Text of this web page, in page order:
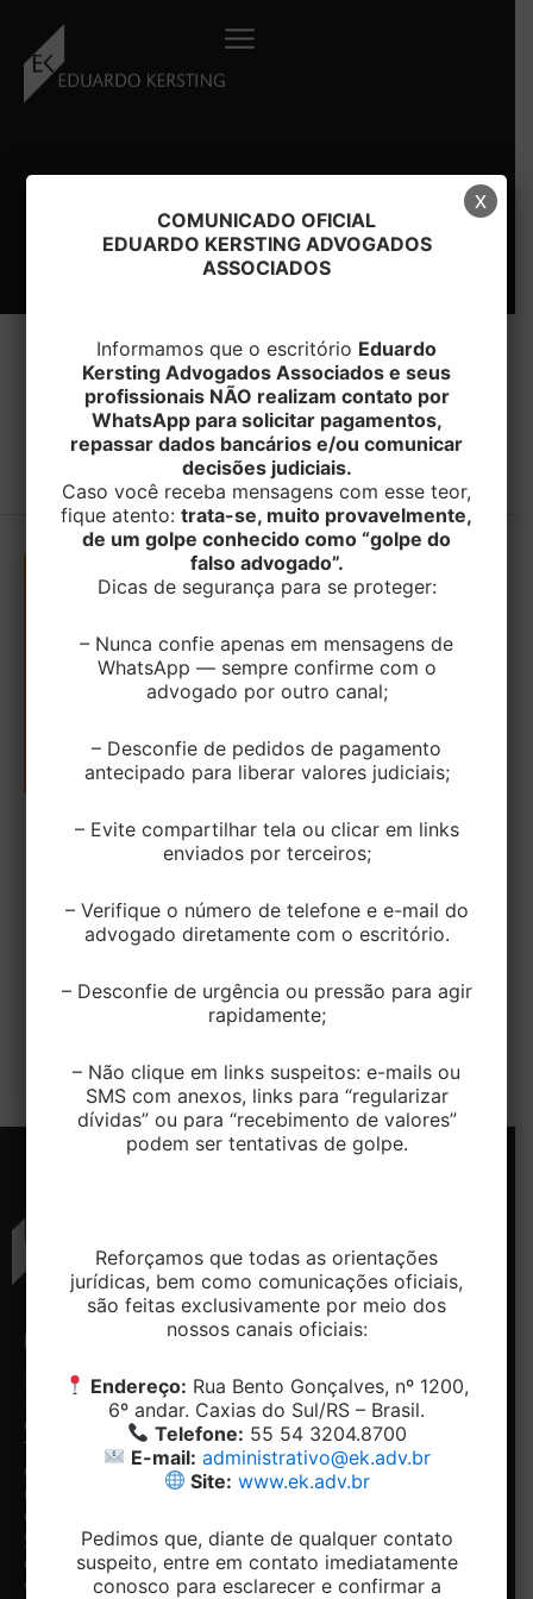
conteúdo
#ENERGIA
TRIBUTÁRIO
STF limita a alíquota de ICMS sobre
energia elétrica e telecomunicações
Em Novembro/2021, o STF reconheceu o direito do
contribuinte ao recolhimento do ICMS incidente na
Gonçalves,
1200, 5º e
6º andar -
Centro.
Caxias do
Sul/RS
CEP:
95020-412
CONTATO
Telefone:
+ 55 54-
3204.8700
Email:
contato@ek.adv.br
NAVEGAÇÃO
Home
Conheça
o
Escritório
Nossos
diferenciais
Notícias
Contato
Fale com
Facebook
Linkedin
COMUNICADO OFICIAL
EDUARDO KERSTING ADVOGADOS
ASSOCIADOS
Informamos que o escritório Eduardo
Kersting Advogados Associados e seus
profissionais NÃO realizam contato por
WhatsApp para solicitar pagamentos,
repassar dados bancários e/ou comunicar
decisões judiciais.
Caso você receba mensagens com esse teor,
fique atento: trata-se, muito provavelmente,
de um golpe conhecido como “golpe do
falso advogado”.
Dicas de segurança para se proteger:
– Nunca confie apenas em mensagens de
WhatsApp — sempre confirme com o
advogado por outro canal;
– Desconfie de pedidos de pagamento
antecipado para liberar valores judiciais;
– Evite compartilhar tela ou clicar em links
enviados por terceiros;
– Verifique o número de telefone e e-mail do
advogado diretamente com o escritório.
– Desconfie de urgência ou pressão para agir
rapidamente;
– Não clique em links suspeitos: e-mails ou
SMS com anexos, links para “regularizar
dívidas” ou para “recebimento de valores”
podem ser tentativas de golpe.
Reforçamos que todas as orientações
jurídicas, bem como comunicações oficiais,
são feitas exclusivamente por meio dos
nossos canais oficiais:
Endereço: Rua Bento Gonçalves, nº 1200,
6º andar. Caxias do Sul/RS – Brasil.
Telefone: 55 54 3204.8700
E-mail: administrativo@ek.adv.br
Site: www.ek.adv.br
Pedimos que, diante de qualquer contato
suspeito, entre em contato imediatamente
conosco para esclarecer e confirmar a
x